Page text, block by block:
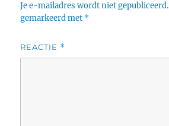
Je e-mailadres wordt niet gepubliceerd.
gemarkeerd met *
REACTIE *